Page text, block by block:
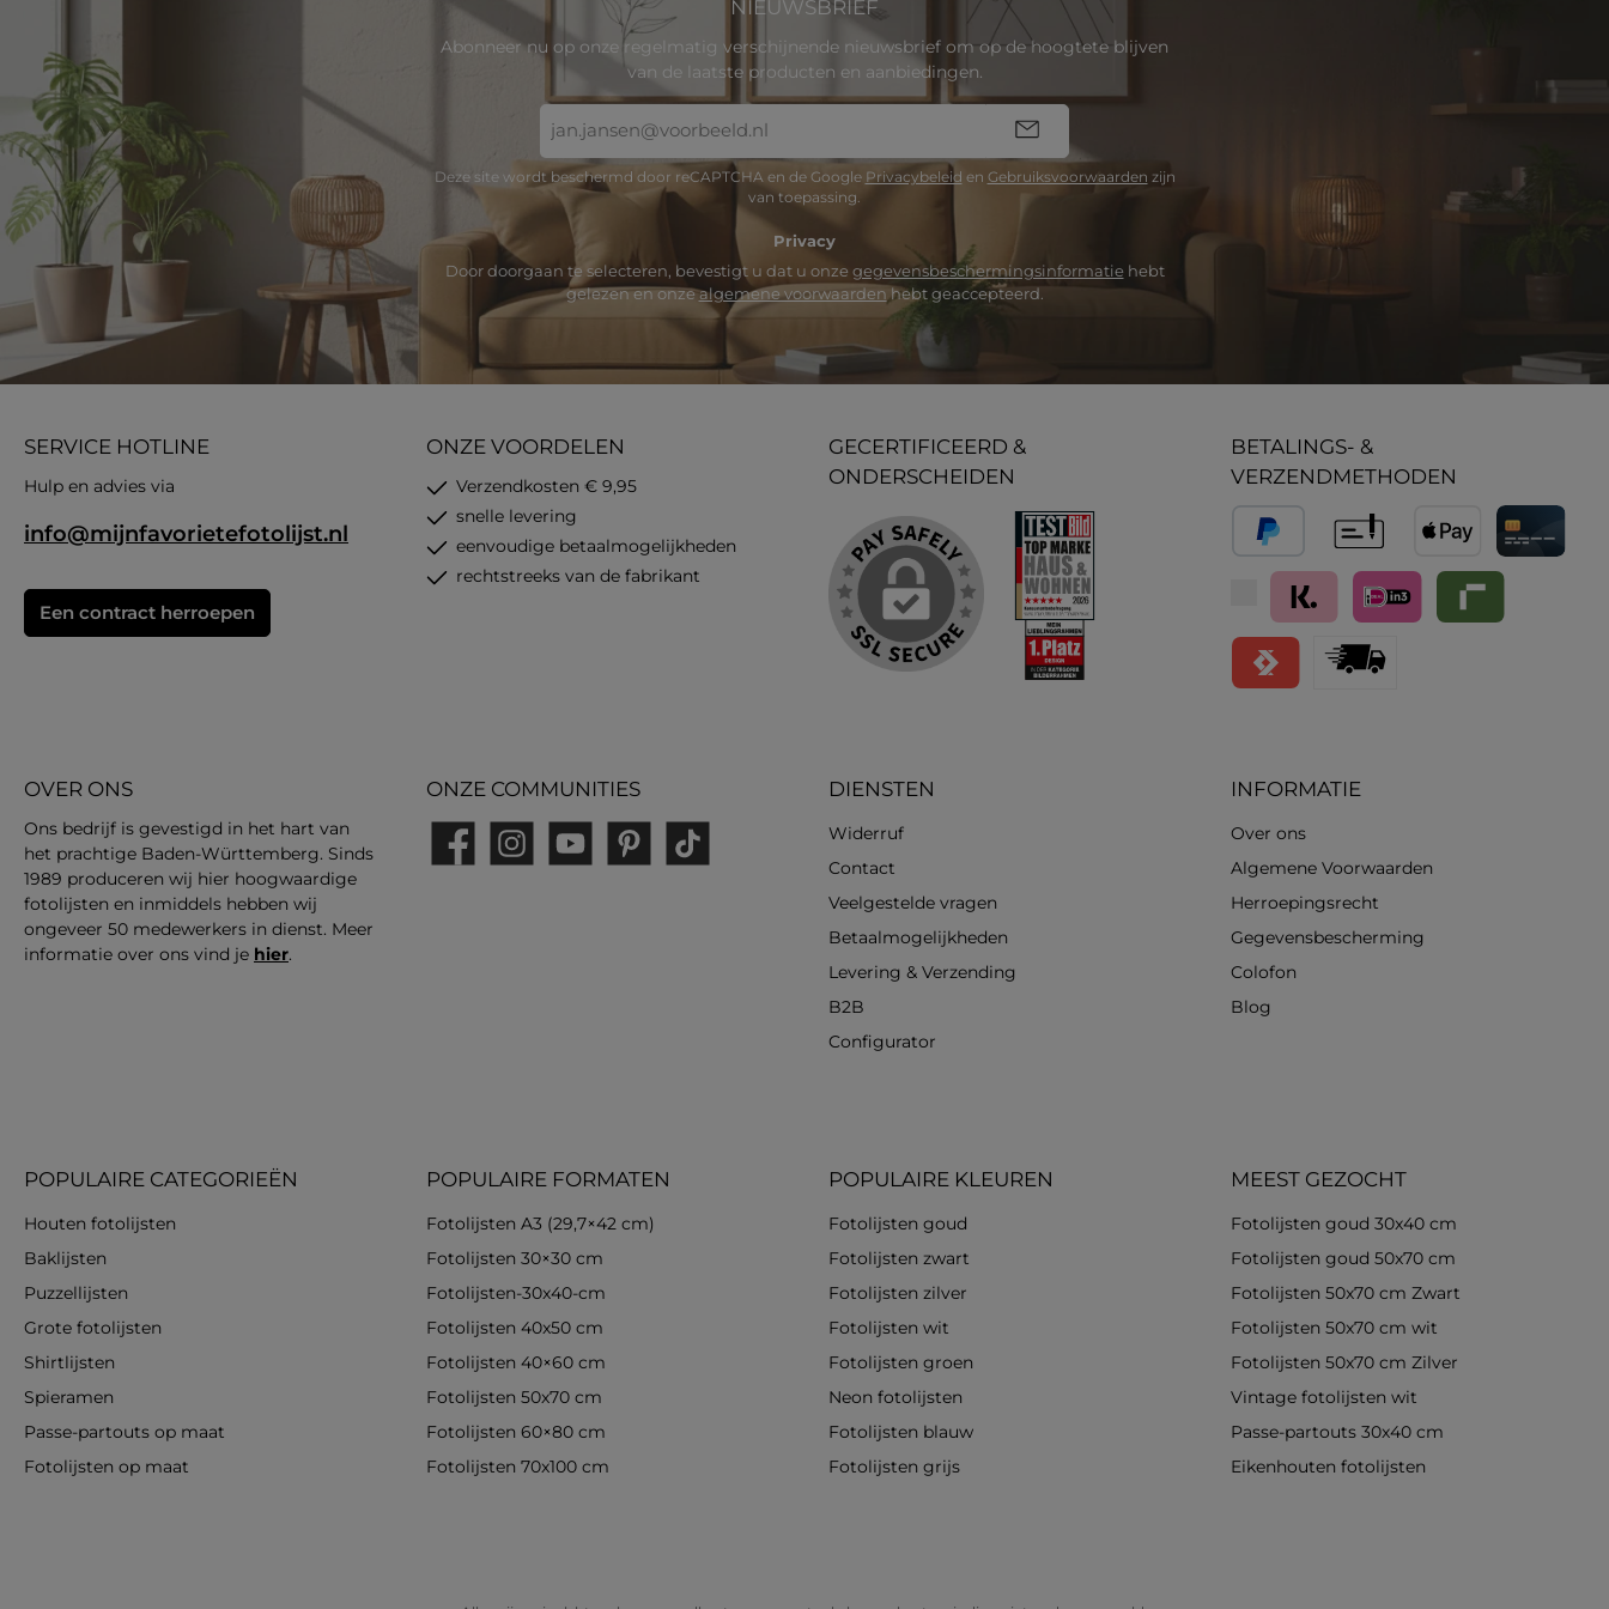
NIEUWSBRIEF
Abonneer nu op onze regelmatig verschijnende nieuwsbrief om op de hoogtete blijven
van de laatste producten en aanbiedingen.
mailadres
*
Deze site wordt beschermd door reCAPTCHA en de Google Privacybeleid en Gebruiksvoorwaarden zijn
van toepassing.
Privacy
Door doorgaan te selecteren, bevestigt u dat u onze gegevensbeschermingsinformatie hebt
gelezen en onzealgemene voorwaarden hebt geaccepteerd.
SERVICE HOTLINE
Hulp en advies via
info@mijnfavorietefotolijst.nl
Een contract herroepen
DIENSTEN
Widerruf
Contact
Veelgestelde vragen
Betaalmogelijkheden
Levering & Verzending
B2B
Configurator
INFORMATIE
Over ons
Algemene Voorwaarden
Herroepingsrecht
Gegevensbescherming
Colofon
Blog
POPULAIRE CATEGORIEËN
Houten fotolijsten
Baklijsten
Puzzellijsten
Grote fotolijsten
Shirtlijsten
Spieramen
Passe-partouts op maat
Fotolijsten op maat
POPULAIRE FORMATEN
Fotolijsten A3 (29,7×42 cm)
Fotolijsten 30×30 cm
Fotolijsten-30x40-cm
Fotolijsten 40x50 cm
Fotolijsten 40×60 cm
Fotolijsten 50x70 cm
Fotolijsten 60×80 cm
Fotolijsten 70x100 cm
POPULAIRE KLEUREN
Fotolijsten goud
Fotolijsten zwart
Fotolijsten zilver
Fotolijsten wit
Fotolijsten groen
Neon fotolijsten
Fotolijsten blauw
Fotolijsten grijs
MEEST GEZOCHT
Fotolijsten goud 30x40 cm
Fotolijsten goud 50x70 cm
Fotolijsten 50x70 cm Zwart
Fotolijsten 50x70 cm wit
Fotolijsten 50x70 cm Zilver
Vintage fotolijsten wit
Passe-partouts 30x40 cm
Eikenhouten fotolijsten
BETALINGS- &
VERZENDMETHODEN
PayPal Apple PayCreditcard /
Klarna (Achteraf betalen / In delen
Vooruitbetaling
OVER ONS
Ons bedrijf is gevestigd in het hart van
het prachtige Baden-Württemberg. Sinds
1989 produceren wij hier hoogwaardige
fotolijsten en inmiddels hebben wij
ongeveer 50 medewerkers in dienst. Meer
informatie over ons vind je hier.
GECERTIFICEERD &
ONDERSCHEIDEN
ONZE VOORDELEN
Verzendkosten € 9,95
snelle levering
eenvoudige betaalmogelijkheden
rechtstreeks van de fabrikant
ONZE COMMUNITIES
FacebookInstagramYouTube PinterestTikTok